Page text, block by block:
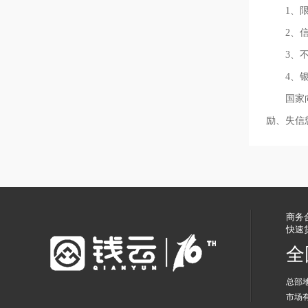
1、限
2、信
3、不
4、银
国家向
励、失信
商务
快速
总部
市场